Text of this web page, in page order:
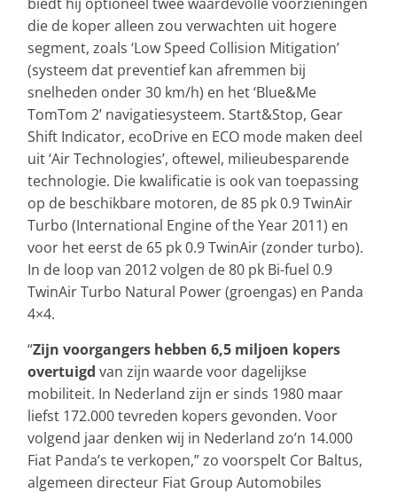
die de koper alleen zou verwachten uit hogere
segment, zoals ‘Low Speed Collision Mitigation’
(systeem dat preventief kan afremmen bij
snelheden onder 30 km/h) en het ‘Blue&Me
TomTom 2’ navigatiesysteem. Start&Stop, Gear
Shift Indicator, ecoDrive en ECO mode maken deel
uit ‘Air Technologies’, oftewel, milieubesparende
technologie. Die kwalificatie is ook van toepassing
op de beschikbare motoren, de 85 pk 0.9 TwinAir
Turbo (International Engine of the Year 2011) en
voor het eerst de 65 pk 0.9 TwinAir (zonder turbo).
In de loop van 2012 volgen de 80 pk Bi-fuel 0.9
TwinAir Turbo Natural Power (groengas) en Panda
4×4.
“Zijn voorgangers hebben 6,5 miljoen kopers
overtuigd van zijn waarde voor dagelijkse
mobiliteit. In Nederland zijn er sinds 1980 maar
liefst 172.000 tevreden kopers gevonden. Voor
volgend jaar denken wij in Nederland zo’n 14.000
Fiat Panda’s te verkopen,” zo voorspelt Cor Baltus,
algemeen directeur Fiat Group Automobiles